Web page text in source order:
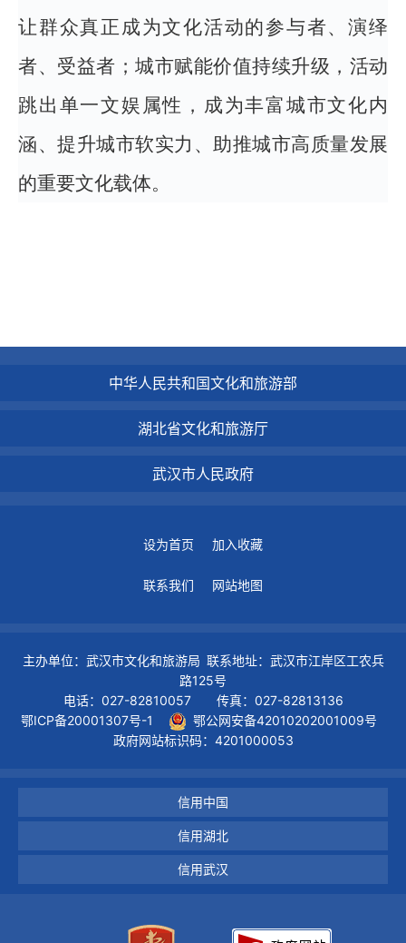
让群众真正成为文化活动的参与者、演绎
者、受益者；城市赋能价值持续升级，活动
跳出单一文娱属性，成为丰富城市文化内
涵、提升城市软实力、助推城市高质量发展
的重要文化载体。
中华人民共和国文化和旅游部
湖北省文化和旅游厅
武汉市人民政府
设为首页 加入收藏
联系我们 网站地图
主办单位：武汉市文化和旅游局 联系地址：武汉市江岸区工农兵
路125号
电话：027-82810057 传真：027-82813136
鄂ICP备20001307号-1
鄂公网安备42010202001009号
政府网站标识码：4201000053
信用中国
信用湖北
信用武汉